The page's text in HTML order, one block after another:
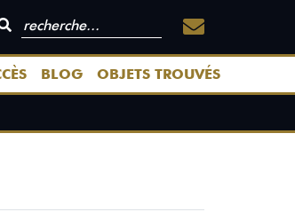
BLOG OBJETS TROUVÉS